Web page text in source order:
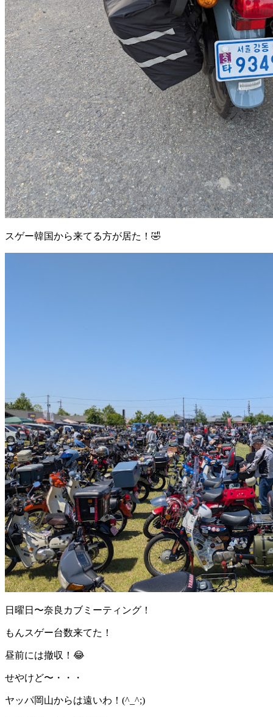
スゲー韓国から来てる方が居た！🤣
日曜日〜奈良カブミーティング！
もんスゲー台数来てた！
昼前には撤収！😂
せやけど〜・・・
ヤッパ岡山からは遠いわ！(^_^;)